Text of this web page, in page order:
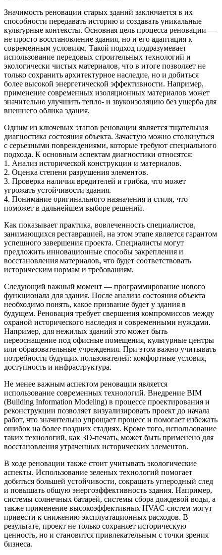
Значимость реновации старых зданий заключается в их
способности передавать историю и создавать уникальные
культурные контексты. Основная цель процесса реновации —
не просто восстановление здания, но и его адаптация к
современным условиям. Такой подход подразумевает
использование передовых строительных технологий и
экологически чистых материалов, что в итоге позволяет не
только сохранить архитектурное наследие, но и добиться
более высокой энергетической эффективности. Например,
применение современных изоляционных материалов может
значительно улучшить тепло- и звукоизоляцию без ущерба для
внешнего облика здания.
Одним из ключевых этапов реновации является тщательная
диагностика состояния объекта. Зачастую можно столкнуться
с серьезными повреждениями, которые требуют специального
подхода. К основным аспектам диагностики относятся:
1. Анализ исторической конструкции и материалов.
2. Оценка степени разрушения элементов.
3. Проверка наличия вредителей и грибка, что может
угрожать устойчивости здания.
4. Понимание оригинального назначения и стиля, что
поможет в дальнейшем выборе решений.
Как показывает практика, вовлеченность специалистов,
занимающихся реставрацией, на этом этапе является гарантом
успешного завершения проекта. Специалисты могут
предложить инновационные способы закрепления и
восстановления материалов, что будет соответствовать
историческим нормам и требованиям.
Следующий важный момент — программирование нового
функционала для здания. После анализа состояния объекта
необходимо понять, какое призвание будет у здания в
будущем. Реновация требует свершения компромиссов между
охраной исторического наследия и современными нуждами.
Например, для нежилых зданий это может быть
переоснащение под офисные помещения, культурные центры
или образовательные учреждения. При этом важно учитывать
потребности будущих пользователей: комфортные условия,
доступность и инфраструктура.
Не менее важным аспектом реновации является
использование современных технологий. Внедрение BIM
(Building Information Modeling) в процессе проектирования и
реконструкции позволяет визуализировать проект до начала
работ, что значительно упрощает процесс и помогает избежать
ошибок на более поздних стадиях. Кроме того, использование
таких технологий, как 3D-печать, может быть применено для
восстановления утраченных исторических элементов.
В ходе реновации также стоит учитывать экологические
аспекты. Использование зеленых технологий помогает
добиться большей устойчивости, сокращать углеродный след
и повышать общую энергоэффективность здания. Например,
системы солнечных батарей, системы сбора дождевой воды, а
также применение высокоэффективных HVAC-систем могут
привести к снижению эксплуатационных расходов. В
результате, проект не только сохраняет историческую
ценность, но и становится привлекательным с точки зрения
бизнеса.